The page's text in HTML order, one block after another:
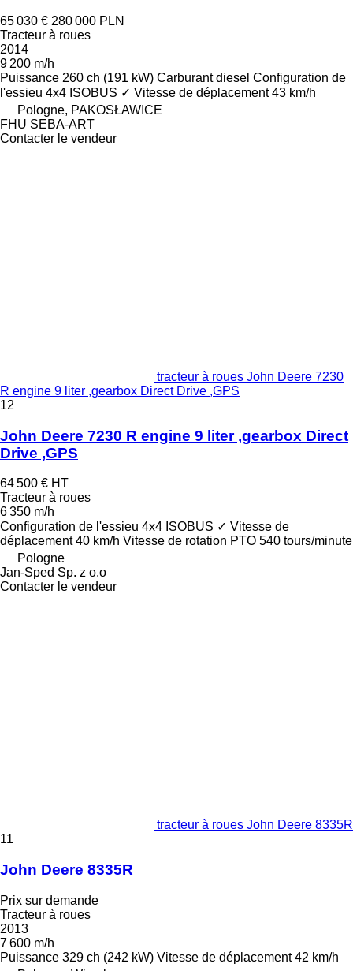
65 030 € 280 000 PLN
Tracteur à roues
2014
9 200 m/h
Puissance 260 ch (191 kW) Carburant diesel Configuration de
l'essieu 4x4 ISOBUS ✓ Vitesse de déplacement 43 km/h
Pologne, PAKOSŁAWICE
FHU SEBA-ART
Contacter le vendeur
tracteur à roues John Deere 7230
R engine 9 liter ,gearbox Direct Drive ,GPS
12
John Deere 7230 R engine 9 liter ,gearbox Direct
Drive ,GPS
64 500 € HT
Tracteur à roues
6 350 m/h
Configuration de l'essieu 4x4 ISOBUS ✓ Vitesse de
déplacement 40 km/h Vitesse de rotation PTO 540 tours/minute
Pologne
Jan-Sped Sp. z o.o
Contacter le vendeur
tracteur à roues John Deere 8335R
11
John Deere 8335R
Prix sur demande
Tracteur à roues
2013
7 600 m/h
Puissance 329 ch (242 kW) Vitesse de déplacement 42 km/h